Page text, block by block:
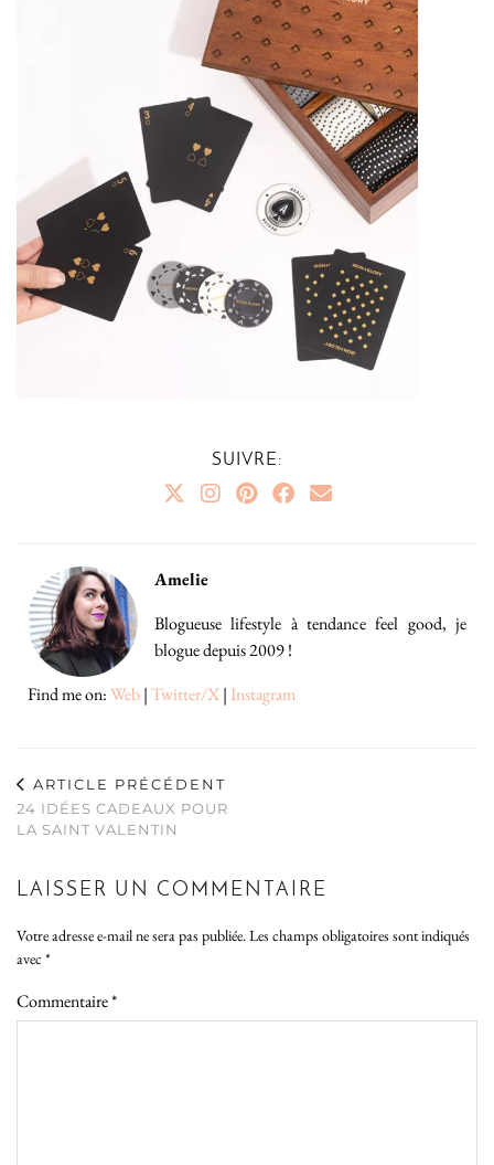
SUIVRE:
Amelie
Blogueuse lifestyle à tendance feel good, je
blogue depuis 2009 !
Find me on:Web|Twitter/X| Instagram
ARTICLE PRÉCÉDENT
24 IDÉES CADEAUX POUR
LA SAINT VALENTIN
LAISSER UN COMMENTAIRE
Votre adresse e-mail ne sera pas publiée.Les champs obligatoires sont indiqués
avec *
Commentaire*